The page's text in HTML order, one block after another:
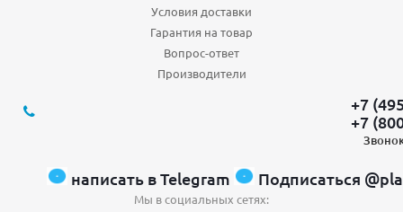
Условия доставки
Гарантия на товар
Вопрос-ответ
Производители
+7
+7
написать в Telegram Подписаться
Мы в социальных сетях: